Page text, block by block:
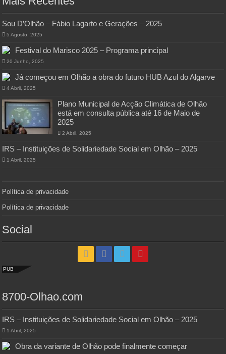
Sou D’Olhão – Fábio Lagarto e Gerações – 2025
5 Agosto, 2025
Festival do Marisco 2025 – Programa principal
20 Junho, 2025
Já começou em Olhão a obra do futuro HUB Azul do Algarve
4 Abril, 2025
Plano Municipal de Acção Climática de Olhão
está em consulta pública até 16 de Maio de
2025
2 Abril, 2025
IRS – Instituições de Solidariedade Social em Olhão – 2025
1 Abril, 2025
Política de privacidade
Política de privacidade
Social
PUB
8700-Olhao.com
IRS – Instituições de Solidariedade Social em Olhão – 2025
1 Abril, 2025
Obra da variante de Olhão pode finalmente começar